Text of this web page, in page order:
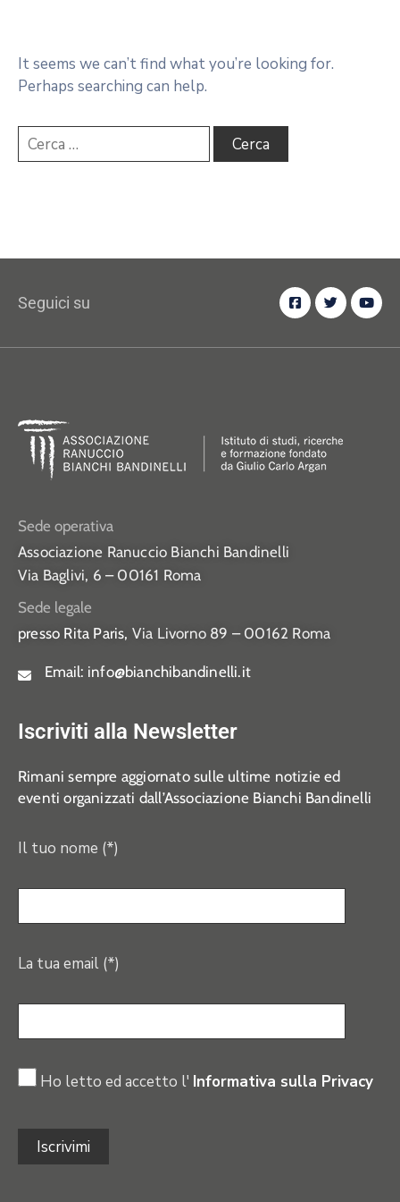
It seems we can’t find what you’re looking for.
Perhaps searching can help.
Seguici su
Sede operativa
Associazione Ranuccio Bianchi Bandinelli
Via Baglivi, 6 – 00161 Roma
Sede legale
presso Rita Paris, Via Livorno 89 – 00162 Roma
Email: info@bianchibandinelli.it
Iscriviti alla Newsletter
Rimani sempre aggiornato sulle ultime notizie ed
eventi organizzati dall’Associazione Bianchi Bandinelli
Il tuo nome (*)
La tua email (*)
Ho letto ed accetto l' Informativa sulla Privacy